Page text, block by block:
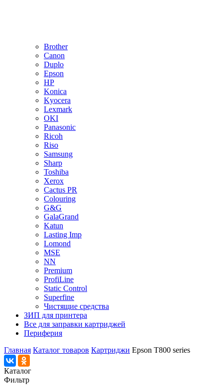
Brother
Canon
Duplo
Epson
HP
Konica
Kyocera
Lexmark
OKI
Panasonic
Ricoh
Riso
Samsung
Sharp
Toshiba
Xerox
Cactus PR
Colouring
G&G
GalaGrand
Katun
Lasting Imp
Lomond
MSE
NN
Premium
ProfiLine
Static Control
Superfine
Чистящие средства
ЗИП для принтера
Все для заправки картриджей
Периферия
Главная Каталог товаров Картриджи Epson T800 series
Каталог
Фильтр